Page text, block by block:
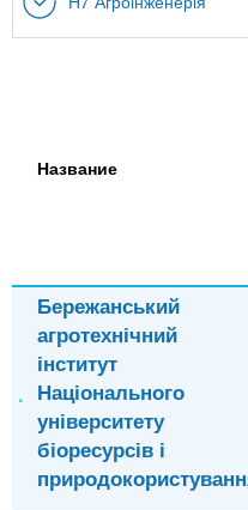
Название
Бережанський
агротехнічний
інститут
Національного
університету
біоресурсів і